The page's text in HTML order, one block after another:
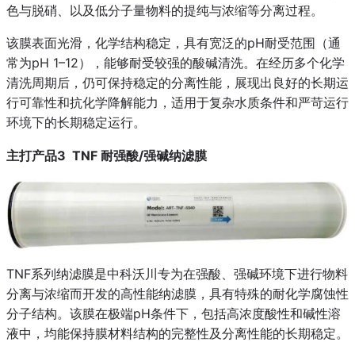
色与脱硝、以及低分子量物料的提纯与浓缩等分离过程。
该膜表面光滑，化学结构稳定，具有宽泛的pH耐受范围（通
常为pH 1–12），能够耐受较强的酸碱清洗。在经历多个化学
清洗周期后，仍可保持稳定的分离性能，展现出良好的长期运
行可靠性和抗化学降解能力，适用于复杂水质条件和严苛运行
环境下的长期稳定运行。
主打产品3 TNF 耐强酸/强碱纳滤膜
TNF系列纳滤膜是中科沃川专为在强酸、强碱环境下进行物料
分离与浓缩而开发的高性能纳滤膜，具有特殊的耐化学腐蚀性
分子结构。该膜在极端pH条件下，包括高浓度酸性和碱性溶
液中，均能保持膜材料结构的完整性及分离性能的长期稳定。